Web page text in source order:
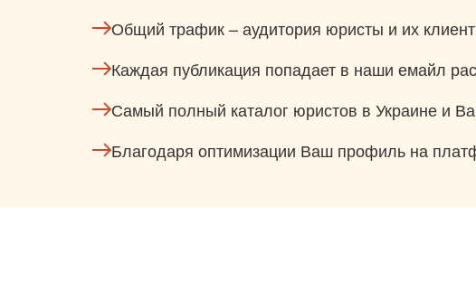
Общий трафик – аудитория юристы и их
Каждая публикация попадает в наши емайл
Самый полный каталог юристов в Украине и
Благодаря оптимизации Ваш профиль на